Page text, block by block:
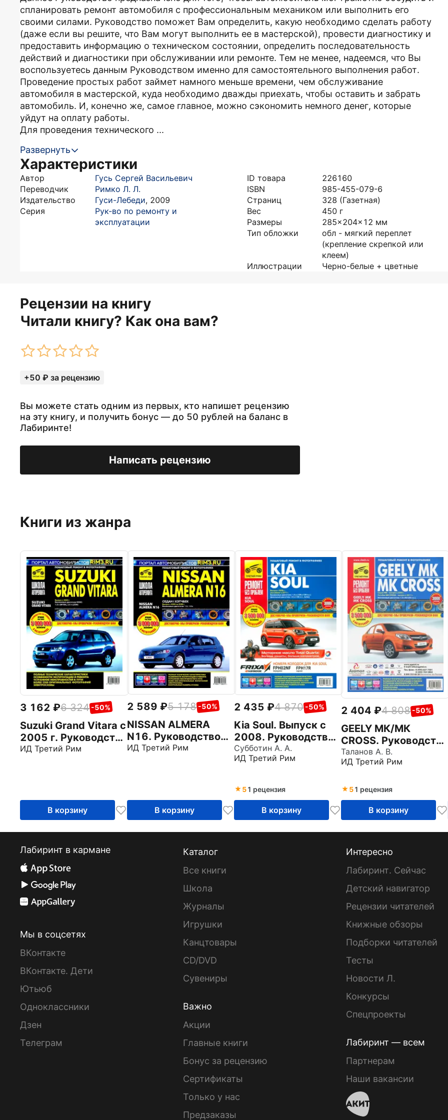
спланировать ремонт автомобиля с профессиональным механиком или выполнить его
своими силами. Руководство поможет Вам определить, какую необходимо сделать работу
(даже если вы решите, что Вам могут выполнить ее в мастерской), провести диагностику и
предоставить информацию о техническом состоянии, определить последовательность
действий и диагностики при обслуживании или ремонте. Тем не менее, надеемся, что Вы
воспользуетесь данным Руководством именно для самостоятельного выполнения работ.
Проведение простых работ займет намного меньше времени, чем обслуживание
автомобиля в мастерской, куда необходимо дважды приехать, чтобы оставить и забрать
автомобиль. И, конечно же, самое главное, можно сэкономить немного денег, которые
уйдут на оплату работы.
Для проведения технического ...
Развернуть
Характеристики
Автор
Гусь Сергей Васильевич
Переводчик
Римко Л. Л.
Издательство
Гуси-Лебеди, 2009
Серия
Рук-во по ремонту и
эксплуатации
ID товара
226160
ISBN
985-455-079-6
Страниц
328 (Газетная)
Вес
450 г
Размеры
285x204x12 мм
Тип обложки
обл - мягкий переплет
(крепление скрепкой или
клеем)
Иллюстрации
Черно-белые + цветные
Рецензии на книгу
Читали книгу? Как она вам?
+50 ₽ за рецензию
Вы можете стать одним из первых, кто напишет рецензию
на эту книгу, и получить бонус — до 50 рублей на баланс в
Лабиринте!
Написать рецензию
Книги из жанра
3 162 6 324 -50%
Suzuki Grand Vitara c
2005 г. Руководство
по эксплуатации,
ИД Третий Рим
В корзину
2 589 5 178 -50%
NISSAN ALMERA
N16. Руководство
по эксплуатации,
ИД Третий Рим
В корзину
2 435 4 870 -50%
Kia Soul. Выпуск с
2008. Руководство
по эксплуатации,
техническому
ремонту
Субботин А. А.
ИД Третий Рим
51 рецензия
В корзину
2 404 4 808 -50%
GEELY MК/MК
CROSS. Руководство
по эксплуатации,
техническому
ремонту
Таланов А. В.
ИД Третий Рим
51 рецензия
В корзину
Лабиринт в кармане
Мы в соцсетях
ВКонтакте
ВКонтакте. Дети
Ютьюб
Одноклассники
Дзен
Телеграм
Каталог
Все книги
Школа
Журналы
Игрушки
Канцтовары
CD/DVD
Сувениры
Важно
Акции
Главные книги
Бонус за рецензию
Сертификаты
Только у нас
Предзаказы
Интересно
Лабиринт. Сейчас
Детский навигатор
Рецензии читателей
Книжные обзоры
Подборки читателей
Тесты
Новости Л.
Конкурсы
Спецпроекты
Лабиринт — всем
Партнерам
Наши вакансии